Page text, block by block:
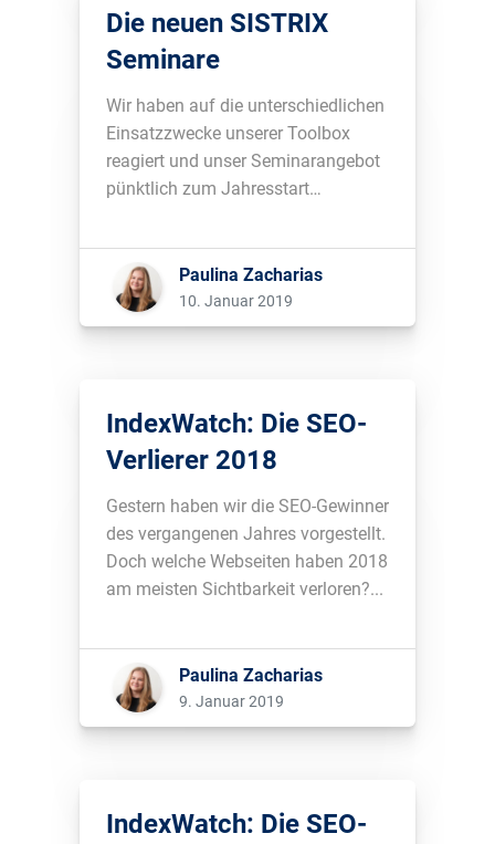
Die neuen SISTRIX
Seminare
Wir haben auf die unterschiedlichen
Einsatzzwecke unserer Toolbox
reagiert und unser Seminarangebot
pünktlich zum Jahresstart
Paulina Zacharias
10. Januar 2019
IndexWatch: Die SEO-
Verlierer 2018
Gestern haben wir die SEO-Gewinner
des vergangenen Jahres vorgestellt.
Doch welche Webseiten haben 2018
am meisten Sichtbarkeit verloren?...
Paulina Zacharias
9. Januar 2019
IndexWatch: Die SEO-